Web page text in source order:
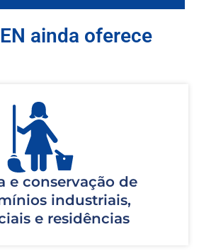
ainda oferece
e conservação de
industriais,
e residências